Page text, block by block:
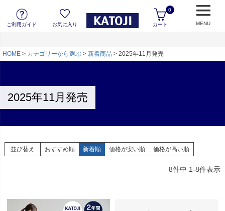
ご利用ガイド お気に入り カート
0
MENU
HOME カテゴリーから選ぶ 新着商品 2025年11月発売
2025年11月発売
並び替え おすすめ順 新着順 価格が安い順 価格が高い順
8件中 1-8件表示